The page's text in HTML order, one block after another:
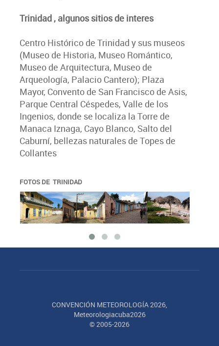
Trinidad , algunos sitios de interes
Centro Histórico de Trinidad y sus museos
(Museo de Historia, Museo Romántico,
Museo de Arquitectura, Museo de
Arqueología, Palacio Cantero); Plaza
Mayor, Convento de San Francisco de Asis,
Parque Central Céspedes, Valle de los
Ingenios, donde se localiza la Torre de
Manaca Iznaga, Cayo Blanco, Salto del
Caburní, bellezas naturales de Topes de
Collantes
FOTOS DE TRINIDAD
CONVENCIÓN METEOROLOGÍA 2026,
Meteorologiacuba2026
© 2005-2026